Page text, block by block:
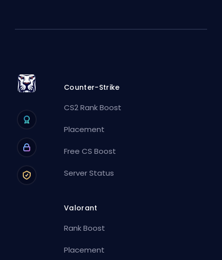
Counter-Strike
CS2 Rank Boost
Placement
Free CS Boost
Server Status
Valorant
Rank Boost
Placement